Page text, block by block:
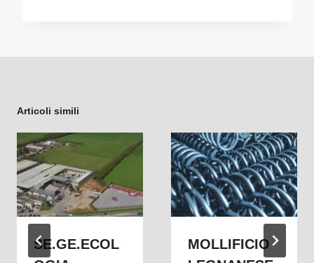
Articoli simili
SE.GE.ECOL
MOLLIFICIO